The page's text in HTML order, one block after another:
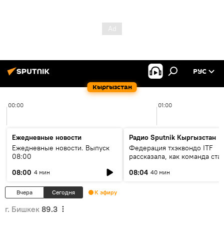
Кыргызстан
РУС
00:00 01:00
Ежедневные новости
Ежедневные новости. Выпуск
08:00
08:00 4 мин
Радио Sputnik Кыргызстан
Федерация тхэквондо ITF
рассказала, как команда
08:04 40 мин
Вчера Сегодня К эфиру
г. Бишкек 89.3